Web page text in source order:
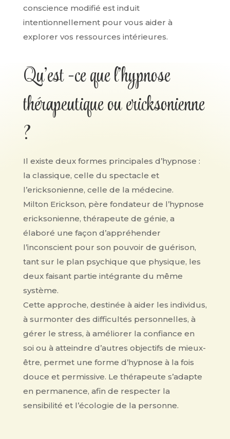
conscience modifié est induit
intentionnellement pour vous aider à
explorer vos ressources intérieures.
Qu’est -ce que l’hypnose
thérapeutique ou ericksonienne
?
Il existe deux formes principales d’hypnose :
la classique, celle du spectacle et
l’ericksonienne, celle de la médecine.
Milton Erickson, père fondateur de l’hypnose
ericksonienne, thérapeute de génie, a
élaboré une façon d’appréhender
l’inconscient pour son pouvoir de guérison,
tant sur le plan psychique que physique, les
deux faisant partie intégrante du même
système.
Cette approche, destinée à aider les individus,
à surmonter des difficultés personnelles, à
gérer le stress, à améliorer la confiance en
soi ou à atteindre d’autres objectifs de mieux-
être, permet une forme d’hypnose à la fois
douce et permissive. Le thérapeute s’adapte
en permanence, afin de respecter la
sensibilité et l’écologie de la personne.